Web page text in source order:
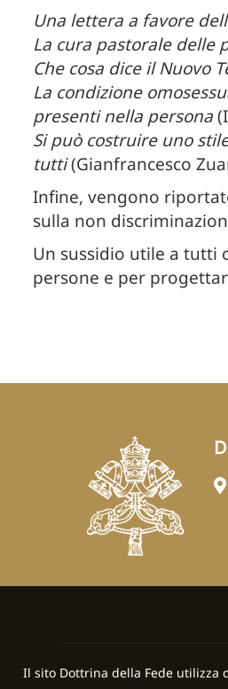
Una lettera a favore
La cura pastorale delle
Che cosa dice il Nuovo
La condizione
presenti nella persona
Si può costruire uno
tutti(Gianfrancesco
Infine, vengono
sulla non
Un sussidio utile a tutti
persone e per
Il sito Dottrina della Fede utilizza